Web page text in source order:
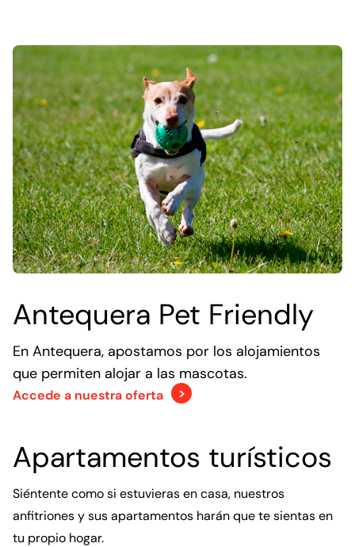
Antequera Pet Friendly
En Antequera, apostamos por los alojamientos
que permiten alojar a las mascotas.
Accede a nuestra oferta
Apartamentos turísticos
Siéntente como si estuvieras en casa, nuestros
anfitriones y sus apartamentos harán que te sientas en
tu propio hogar.
Apartamento
turístico
Nájera
Suite